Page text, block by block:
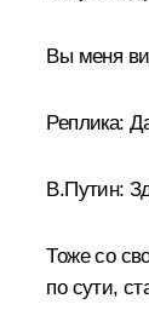
Вы меня
Реплика:
В.Путин:
Тоже со
по сути,